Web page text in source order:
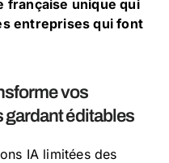
française unique qui
entreprises qui font
vos
gardant éditables
IA limitées des